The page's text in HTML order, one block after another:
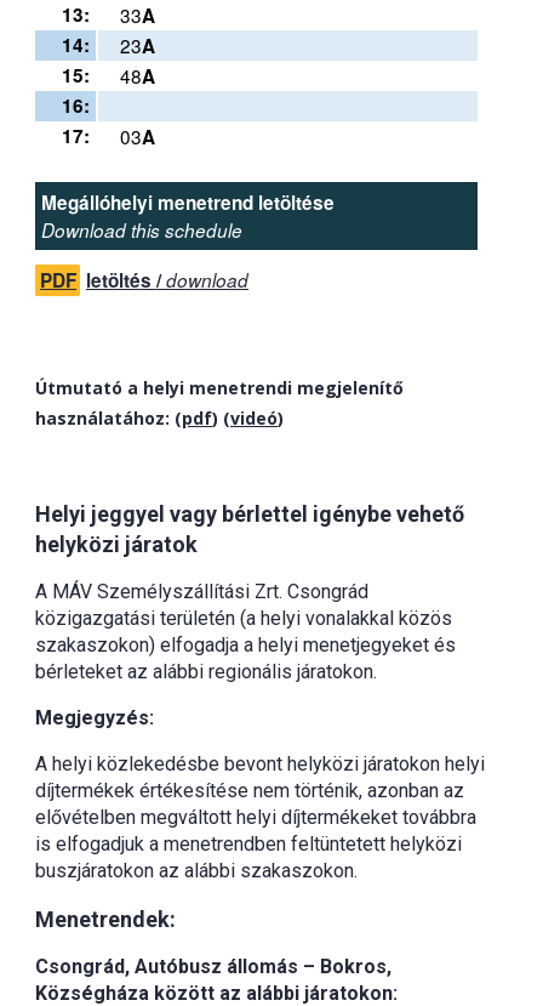
13:
33A
14:
23A
15:
48A
16:
17:
03A
Megállóhelyi menetrend letöltése
Download this schedule
PDF letöltés /download
Útmutató a helyi menetrendi megjelenítő
használatához: (pdf) (videó)
Helyi jeggyel vagy bérlettel igénybe vehető
helyközi járatok
A MÁV Személyszállítási Zrt. Csongrád
közigazgatási területén (a helyi vonalakkal közös
szakaszokon) elfogadja a helyi menetjegyeket és
bérleteket az alábbi regionális járatokon.
Megjegyzés:
A helyi közlekedésbe bevont helyközi járatokon helyi
díjtermékek értékesítése nem történik, azonban az
elővételben megváltott helyi díjtermékeket továbbra
is elfogadjuk a menetrendben feltüntetett helyközi
buszjáratokon az alábbi szakaszokon.
Menetrendek:
Csongrád, Autóbusz állomás – Bokros,
Községháza között az alábbi járatokon: